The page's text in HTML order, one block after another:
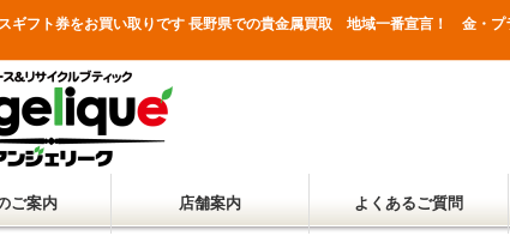
ギフト券をお買い取りです 長野県での貴金属買取 地域一番宣言！ 金・プ
ご案内 店舗案内 よくあるご質問